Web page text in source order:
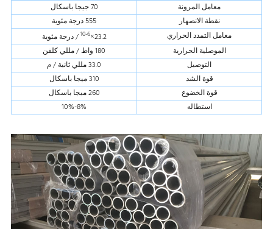
معامل المرونة
70 جيجا باسكال
نقطة الانصهار
555 درجة مئوية
معامل التمدد الحراري
23.2×
10-6/ درجة مئوية
الموصلية الحرارية
180 واط / مللي كلفن
التوصيل
33.0 مللي ثانية / م
قوة الشد
310 ميجا باسكال
قوة الخضوع
260 ميجا باسكال
استطاله
8%-10%